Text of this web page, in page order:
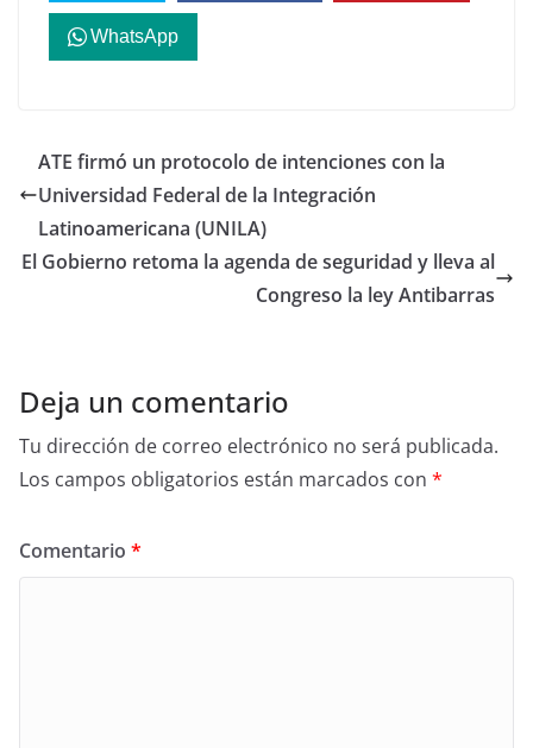
WhatsApp
ATE firmó un protocolo de intenciones con la
Universidad Federal de la Integración
Latinoamericana (UNILA)
El Gobierno retoma la agenda de seguridad y lleva al
Congreso la ley Antibarras
Deja un comentario
Tu dirección de correo electrónico no será publicada.
Los campos obligatorios están marcados con *
Comentario *